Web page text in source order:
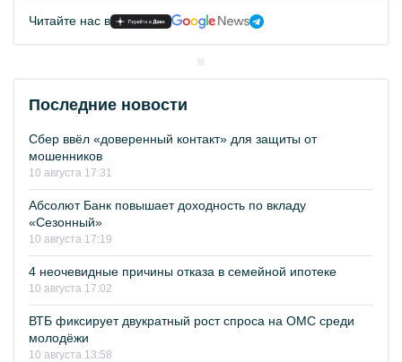
Читайте нас в
Последние новости
Сбер ввёл «доверенный контакт» для защиты от
мошенников
10 августа 17:31
Абсолют Банк повышает доходность по вкладу
«Сезонный»
10 августа 17:19
4 неочевидные причины отказа в семейной ипотеке
10 августа 17:02
ВТБ фиксирует двукратный рост спроса на ОМС среди
молодёжи
10 августа 13:58